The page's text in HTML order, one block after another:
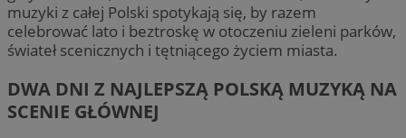
muzyki z całej Polski spotykają się, by razem
celebrować lato i beztroskę w otoczeniu zieleni parków,
świateł scenicznych i tętniącego życiem miasta.
DWA DNI Z NAJLEPSZĄ POLSKĄ MUZYKĄ NA
SCENIE GŁÓWNEJ